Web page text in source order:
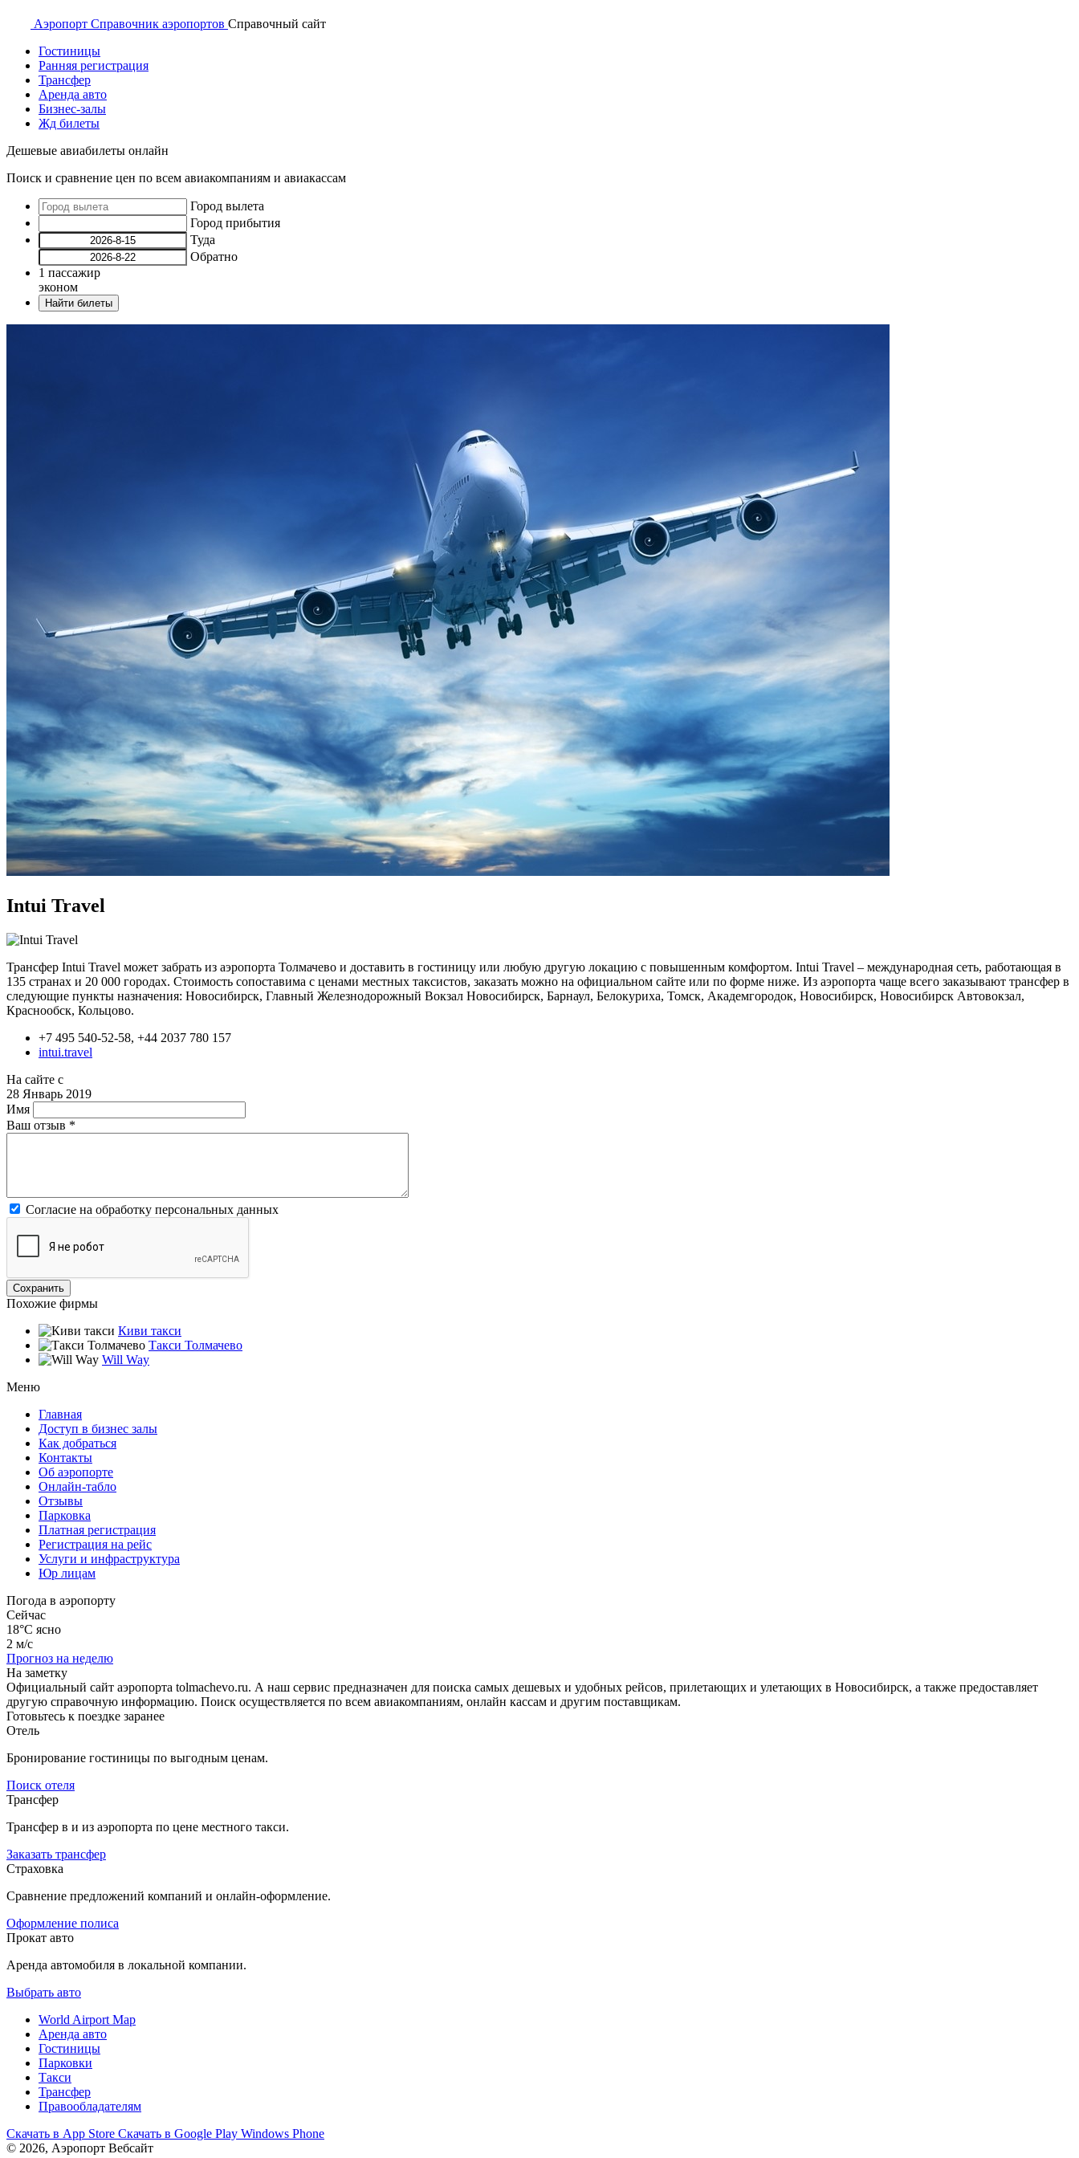
Аэропорт Справочник аэропортов Справочный сайт
Гостиницы
Ранняя регистрация
Трансфер
Аренда авто
Бизнес-залы
Жд билеты
Дешевые авиабилеты онлайн
Поиск и сравнение цен по всем авиакомпаниям и авиакассам
Город вылета
Город прибытия
Туда
Обратно
1 пассажир
эконом
Найти билеты
Intui Travel
Трансфер Intui Travel может забрать из аэропорта Толмачево и доставить в гостиницу или любую другую локацию с повышенным комфортом. Intui Travel – международная сеть, работающая в
135 странах и 20 000 городах. Стоимость сопоставима с ценами местных таксистов, заказать можно на официальном сайте или по форме ниже. Из аэропорта чаще всего заказывают трансфер в
следующие пункты назначения: Новосибирск, Главный Железнодорожный Вокзал Новосибирск, Барнаул, Белокуриха, Томск, Академгородок, Новосибирск, Новосибирск Автовокзал,
Краснообск, Кольцово.
+7 495 540-52-58, +44 2037 780 157
intui.travel
На сайте с
28 Январь 2019
Имя
Ваш отзыв *
Согласие на обработку персональных данных
Похожие фирмы
Киви такси
Такси Толмачево
Will Way
Меню
Главная
Доступ в бизнес залы
Как добраться
Контакты
Об аэропорте
Онлайн-табло
Отзывы
Парковка
Платная регистрация
Регистрация на рейс
Услуги и инфраструктура
Юр лицам
Погода в аэропорту
Сейчас
18°C ясно
2 м/с
Прогноз на неделю
На заметку
Официальный сайт аэропорта tolmachevo.ru. А наш сервис предназначен для поиска самых дешевых и удобных рейсов, прилетающих и улетающих в Новосибирск, а также предоставляет
другую справочную информацию. Поиск осуществляется по всем авиакомпаниям, онлайн кассам и другим поставщикам.
Готовьтесь к поездке заранее
Отель
Бронирование гостиницы по выгодным ценам.
Поиск отеля
Трансфер
Трансфер в и из аэропорта по цене местного такси.
Заказать трансфер
Страховка
Сравнение предложений компаний и онлайн-оформление.
Оформление полиса
Прокат авто
Аренда автомобиля в локальной компании.
Выбрать авто
World Airport Map
Аренда авто
Гостиницы
Парковки
Такси
Трансфер
Правообладателям
Скачать в App Store Скачать в Google Play Windows Phone
© 2026, Аэропорт Вебсайт